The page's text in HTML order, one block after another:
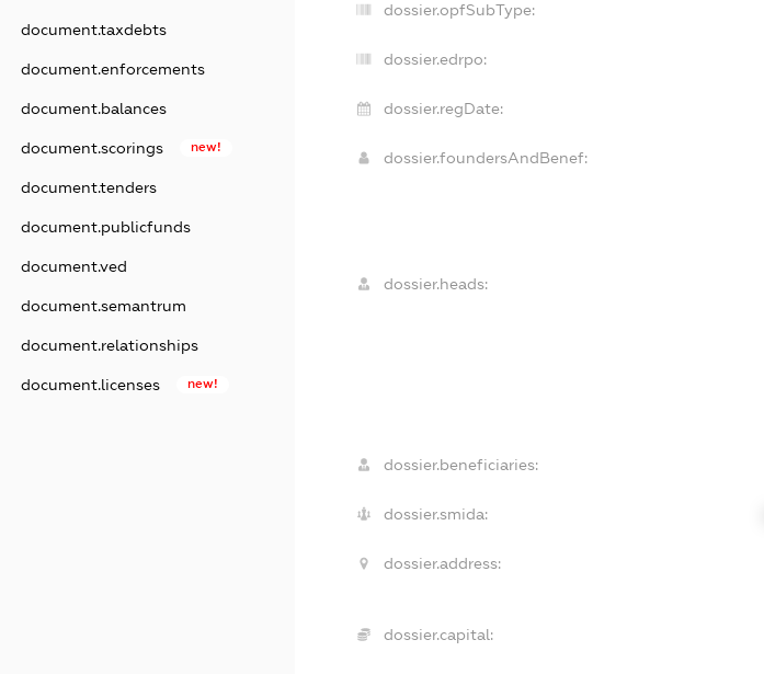
document.taxdebts
document.enforcements
document.balances
document.scorings new!
document.tenders
document.publicfunds
document.ved
document.semantrum
document.relationships
document.licenses new!
dossier.opfSubType:
dossier.edrpo:
dossier.regDate:
dossier.foundersAndBenef:
dossier.heads:
dossier.beneficiaries:
dossier.smida:
dossier.address:
dossier.capital: